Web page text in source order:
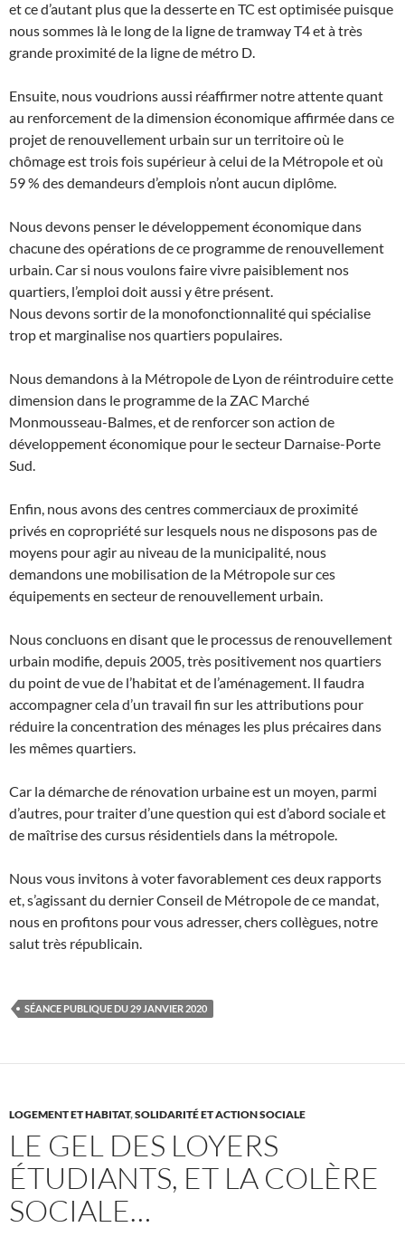
et ce d’autant plus que la desserte en TC est optimisée puisque
nous sommes là le long de la ligne de tramway T4 et à très
grande proximité de la ligne de métro D.
Ensuite, nous voudrions aussi réaffirmer notre attente quant
au renforcement de la dimension économique affirmée dans ce
projet de renouvellement urbain sur un territoire où le
chômage est trois fois supérieur à celui de la Métropole et où
59 % des demandeurs d’emplois n’ont aucun diplôme.
Nous devons penser le développement économique dans
chacune des opérations de ce programme de renouvellement
urbain. Car si nous voulons faire vivre paisiblement nos
quartiers, l’emploi doit aussi y être présent.
Nous devons sortir de la monofonctionnalité qui spécialise
trop et marginalise nos quartiers populaires.
Nous demandons à la Métropole de Lyon de réintroduire cette
dimension dans le programme de la ZAC Marché
Monmousseau-Balmes, et de renforcer son action de
développement économique pour le secteur Darnaise-Porte
Sud.
Enfin, nous avons des centres commerciaux de proximité
privés en copropriété sur lesquels nous ne disposons pas de
moyens pour agir au niveau de la municipalité, nous
demandons une mobilisation de la Métropole sur ces
équipements en secteur de renouvellement urbain.
Nous concluons en disant que le processus de renouvellement
urbain modifie, depuis 2005, très positivement nos quartiers
du point de vue de l’habitat et de l’aménagement. Il faudra
accompagner cela d’un travail fin sur les attributions pour
réduire la concentration des ménages les plus précaires dans
les mêmes quartiers.
Car la démarche de rénovation urbaine est un moyen, parmi
d’autres, pour traiter d’une question qui est d’abord sociale et
de maîtrise des cursus résidentiels dans la métropole.
Nous vous invitons à voter favorablement ces deux rapports
et, s’agissant du dernier Conseil de Métropole de ce mandat,
nous en profitons pour vous adresser, chers collègues, notre
salut très républicain.
SÉANCE PUBLIQUE DU 29 JANVIER 2020
LOGEMENT ET HABITAT,SOLIDARITÉ ET ACTION SOCIALE
LE GEL DES LOYERS
ÉTUDIANTS, ET LA COLÈRE
SOCIALE…